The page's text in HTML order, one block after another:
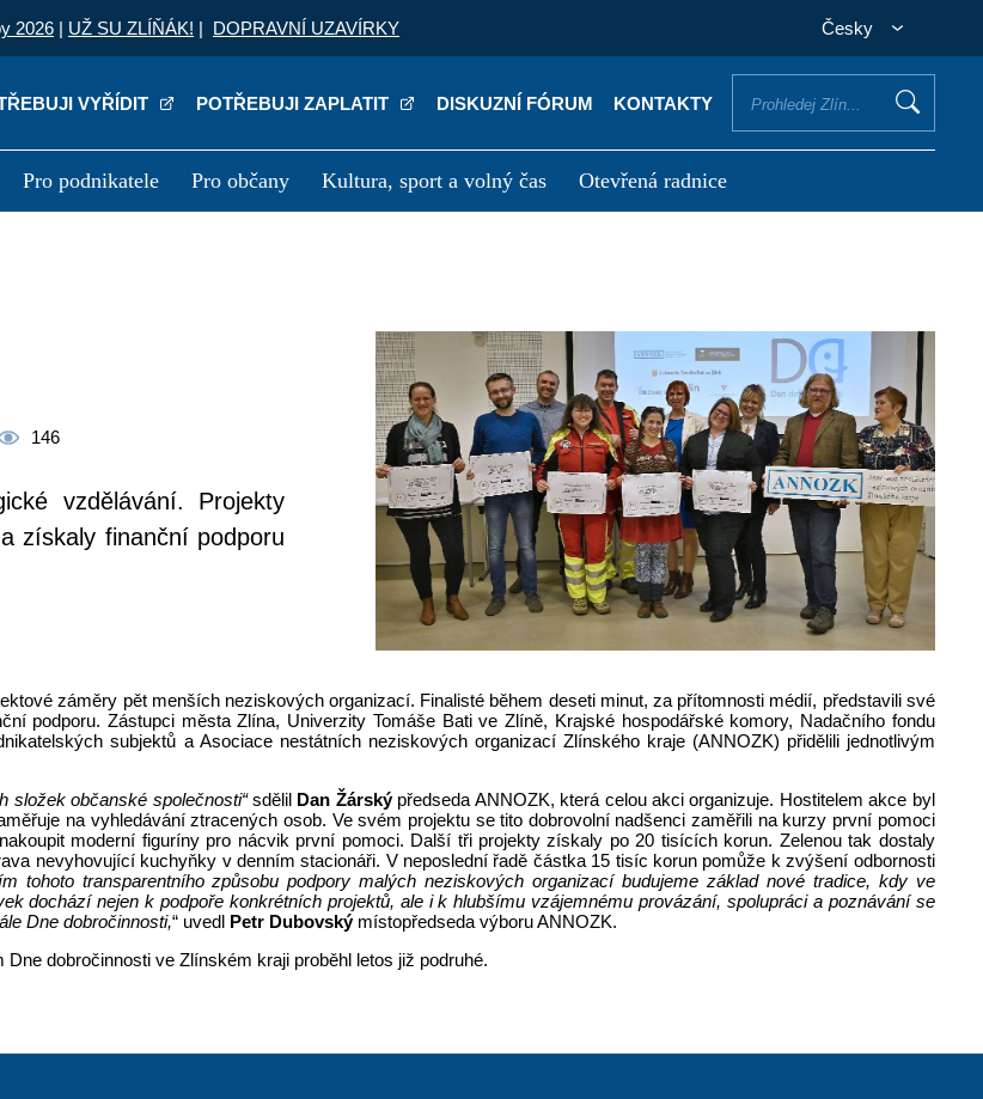
2026 | UŽ SU ZLÍŇÁK! | DOPRAVNÍ UZAVÍRKY Česky
VYŘÍDIT POTŘEBUJI ZAPLATIT DISKUZNÍ FÓRUM KONTAKTY
Pro podnikatele Pro občany Kultura, sport a volný čas Otevřená radnice
146
vzdělávání. Projekty
získaly finanční podporu
záměry pět menších neziskových organizací. Finalisté během deseti minut, za přítomnosti médií, představili své
podporu. Zástupci města Zlína, Univerzity Tomáše Bati ve Zlíně, Krajské hospodářské komory, Nadačního fondu
subjektů a Asociace nestátních neziskových organizací Zlínského kraje (ANNOZK) přidělili jednotlivým
složek občanské společnosti“sdělil Dan Žárskýpředseda ANNOZK, která celou akci organizuje. Hostitelem akce byl
na vyhledávání ztracených osob. Ve svém projektu se tito dobrovolní nadšenci zaměřili na kurzy první pomoci
moderní figuríny pro nácvik první pomoci. Další tři projekty získaly po 20 tisících korun. Zelenou tak dostaly
nevyhovující kuchyňky v denním stacionáři. V neposlední řadě částka 15 tisíc korun pomůže k zvýšení odbornosti
tohoto transparentního způsobu podpory malých neziskových organizací budujeme základ nové tradice, kdy ve
dochází nejen k podpoře konkrétních projektů, ale i k hlubšímu vzájemnému provázání, spolupráci a poznávání se
Dne dobročinnosti,“ uvedl Petr Dubovskýmístopředseda výboru ANNOZK.
dobročinnosti ve Zlínském kraji proběhl letos již podruhé.